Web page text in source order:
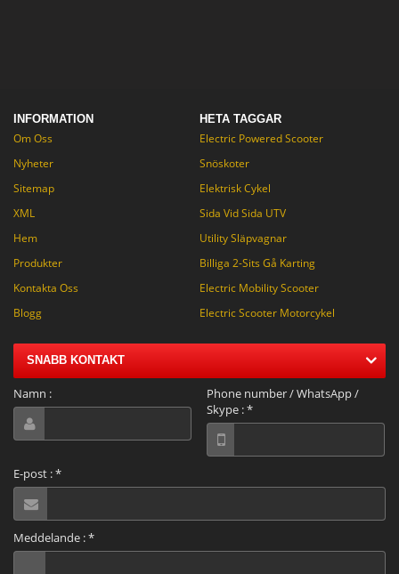
INFORMATION
Om Oss
Nyheter
Sitemap
XML
Hem
Produkter
Kontakta Oss
Blogg
HETA TAGGAR
Electric Powered Scooter
Snöskoter
Elektrisk Cykel
Sida Vid Sida UTV
Utility Släpvagnar
Billiga 2-Sits Gå Karting
Electric Mobility Scooter
Electric Scooter Motorcykel
SNABB KONTAKT
Namn :
Phone number / WhatsApp /
Skype :*
E-post :*
Meddelande :*